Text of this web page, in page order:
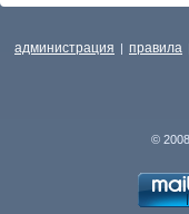
администрация | правила
©